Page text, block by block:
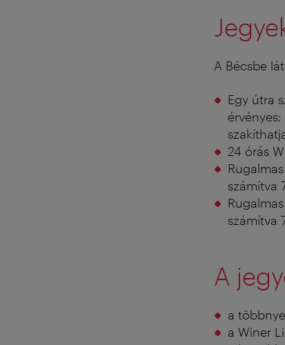
A Bécsbe
Egy útra
24 órás
számítva
számítva
A
a
a Winer